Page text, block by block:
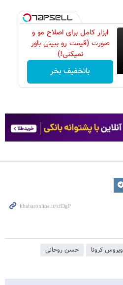
ابزار کامل برای اصلاح مو و
صورت (قیمت رو ببینی باور
نمیکنی!)
باتخفیف بخر
ویروس کرونا حسن روحانی